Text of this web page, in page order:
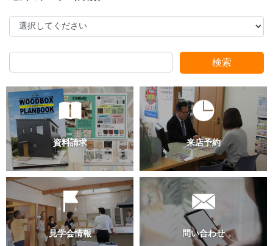
スタッフ別ブログ
検索